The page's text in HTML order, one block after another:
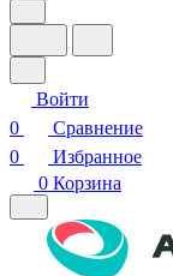
Войти
0
Сравнение
0
Избранное
0 Корзина